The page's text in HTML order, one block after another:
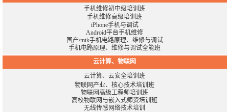
手机维修初中级培训班
手机维修高级培训班
iPhone手机与调试
Android平台手机维修
国产/mtk手机电路原理、维修与调试
手机电路原理、维修与调试全能班
云计算、物联网
云计算、云安全培训班
物联网产业、核心技术培训班
物联网高级工程师培训班
高校物联网与嵌入式师资培训班
无线传感网络技术培训